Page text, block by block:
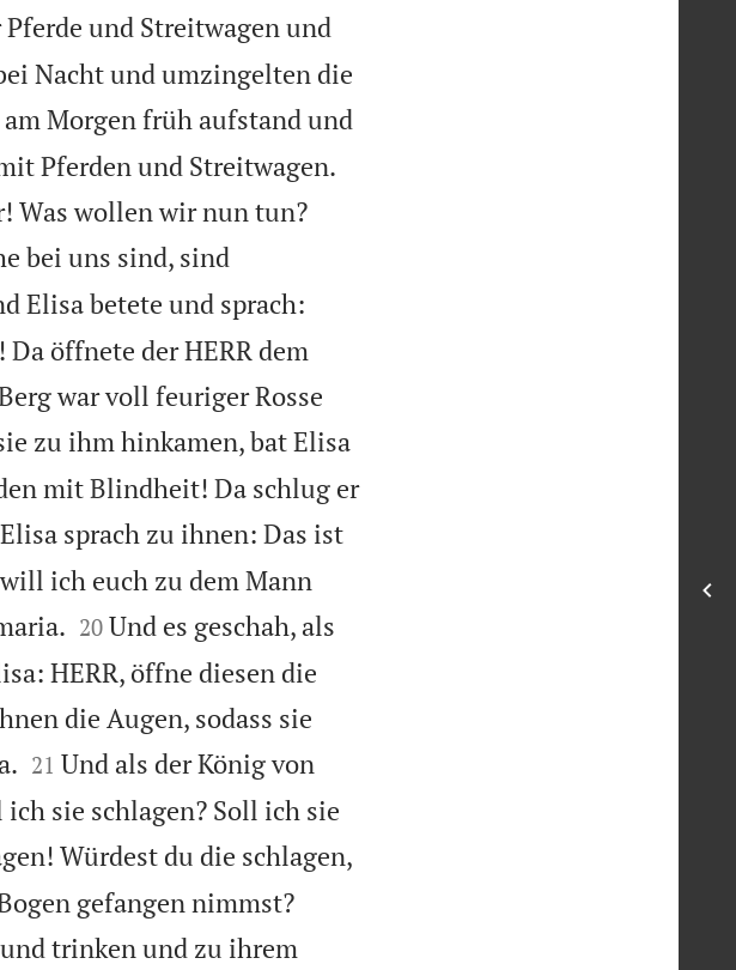
Pferde und Streitwagen und
Nacht und umzingelten die
Morgen früh aufstand und
Pferden und Streitwagen.
Was wollen wir nun tun?
bei uns sind, sind
Elisa betete und sprach:
öffnete der HERR dem
war voll feuriger Rosse
zu ihm hinkamen, bat Elisa
mit Blindheit! Da schlug er
sprach zu ihnen: Das ist
ich euch zu dem Mann

20 Und es geschah, als
HERR, öffne diesen die
die Augen, sodass sie

21 Und als der König von
sie schlagen? Soll ich sie
Würdest du die schlagen,
gefangen nimmst?
und trinken und zu ihrem